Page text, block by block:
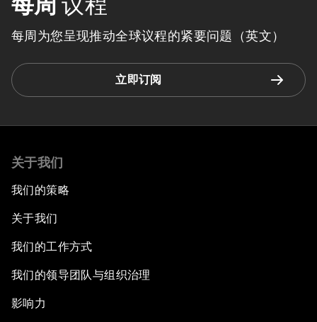
每周为您呈现推动全球议程的紧要问题（英文）
立即订阅
关于我们
我们的策略
关于我们
我们的工作方式
我们的领导团队与组织治理
影响力